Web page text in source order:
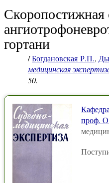
Скоропостижная
гортани
/Богдановская Р.П.,
медицинская
50.
проф.